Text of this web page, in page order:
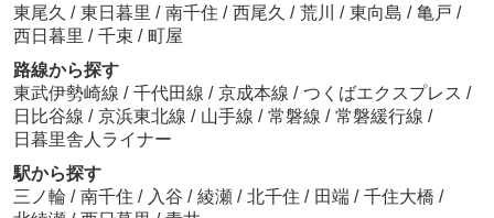
東尾久 / 東日暮里 / 南千住 / 西尾久 / 荒川 / 東向島 / 亀戸 /
西日暮里 / 千束 / 町屋
路線から探す
東武伊勢崎線 / 千代田線 / 京成本線 / つくばエクスプレス /
日比谷線 / 京浜東北線 / 山手線 / 常磐線 / 常磐緩行線 /
日暮里舎人ライナー
駅から探す
三ノ輪 / 南千住 / 入谷 / 綾瀬 / 北千住 / 田端 / 千住大橋 /